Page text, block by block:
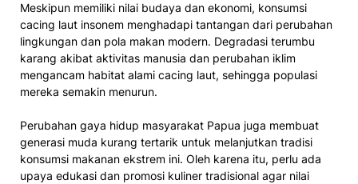
Meskipun memiliki nilai budaya dan ekonomi, konsumsi
cacing laut insonem menghadapi tantangan dari perubahan
lingkungan dan pola makan modern. Degradasi terumbu
karang akibat aktivitas manusia dan perubahan iklim
mengancam habitat alami cacing laut, sehingga populasi
mereka semakin menurun.
Perubahan gaya hidup masyarakat Papua juga membuat
generasi muda kurang tertarik untuk melanjutkan tradisi
konsumsi makanan ekstrem ini. Oleh karena itu, perlu ada
upaya edukasi dan promosi kuliner tradisional agar nilai